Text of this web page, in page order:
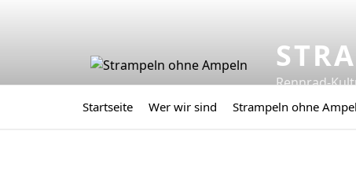
Rennrad-
Startseite Wer wir sind Strampeln ohne